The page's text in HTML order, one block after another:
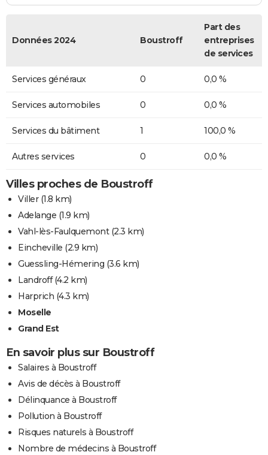
Données 2024 Boustroff
Part des
entreprises
de services
Services généraux 0 0,0 %
Services automobiles 0 0,0 %
Services du bâtiment 1 100,0 %
Autres services 0 0,0 %
Villes proches de Boustroff
Viller(1.8 km)
Adelange (1.9 km)
Vahl-lès-Faulquemont(2.3 km)
Eincheville (2.9 km)
Guessling-Hémering (3.6 km)
Landroff(4.2 km)
Harprich (4.3 km)
Moselle
Grand Est
En savoir plus sur Boustroff
Salaires à Boustroff
Avis de décès à Boustroff
Délinquance à Boustroff
Pollution à Boustroff
Risques naturels à Boustroff
Nombre de médecins à Boustroff